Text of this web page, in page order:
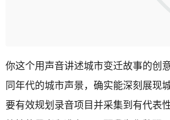
你这个用声音讲述城市变迁故事的创
同年代的城市声景，确实能深刻展现
要有效规划录音项目并采集到有代表